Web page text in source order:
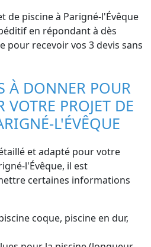
de piscine à Parigné-l'Évêque
en répondant à dès
pour recevoir vos 3 devis sans
À DONNER POUR
PROJET DE
L'ÉVÊQUE
et adapté pour votre
l'Évêque, il est
certaines informations
coque, piscine en dur,